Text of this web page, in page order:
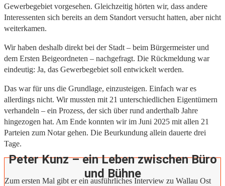
Gewerbegebiet vorgesehen. Gleichzeitig hörten wir, dass andere
Interessenten sich bereits an dem Standort versucht hatten, aber nicht
weiterkamen.
Wir haben deshalb direkt bei der Stadt – beim Bürgermeister und
dem Ersten Beigeordneten – nachgefragt. Die Rückmeldung war
eindeutig: Ja, das Gewerbegebiet soll entwickelt werden.
Das war für uns die Grundlage, einzusteigen. Einfach war es
allerdings nicht. Wir mussten mit 21 unterschiedlichen Eigentümern
verhandeln – ein Prozess, der sich über rund anderthalb Jahre
hingezogen hat. Am Ende konnten wir im Juni 2025 mit allen 21
Parteien zum Notar gehen. Die Beurkundung allein dauerte drei
Tage.
Peter Kunz – ein Leben zwischen Büro
und Bühne
Zum ersten Mal gibt er ein ausführliches Interview zu Wallau Ost